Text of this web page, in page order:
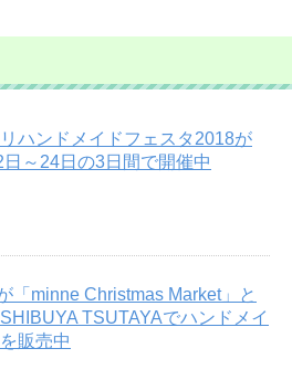
ハンドメイドフェスタ2018が
日～24日の3日間で開催中
「minne Christmas Market」と
TSUTAYAでハンドメイ
販売中